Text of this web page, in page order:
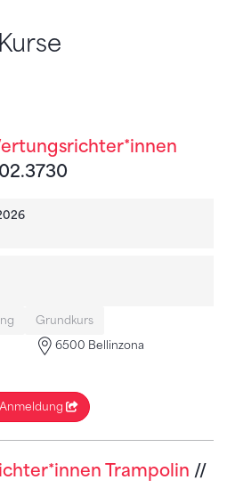
Grundkurs
6500 Bellinzona
Trampolin //